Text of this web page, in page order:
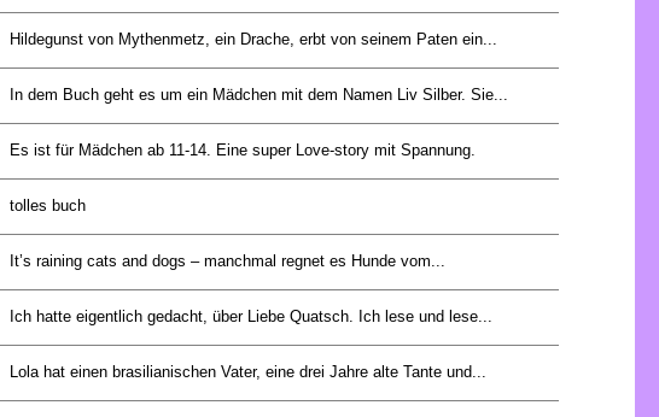
Hildegunst von Mythenmetz, ein Drache, erbt von seinem Paten ein...
In dem Buch geht es um ein Mädchen mit dem Namen Liv Silber. Sie...
Es ist für Mädchen ab 11-14. Eine super Love-story mit Spannung.
tolles buch
It’s raining cats and dogs – manchmal regnet es Hunde vom...
Ich hatte eigentlich gedacht, über Liebe Quatsch. Ich lese und lese...
Lola hat einen brasilianischen Vater, eine drei Jahre alte Tante und...